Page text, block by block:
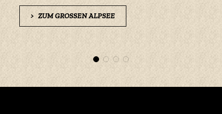
>ZUM GROSSEN ALPSEE